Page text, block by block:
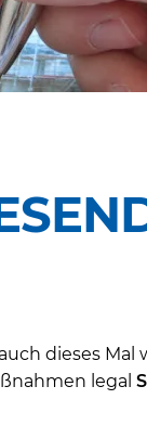
auch dieses Mal
legal